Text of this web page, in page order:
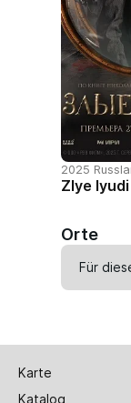
2025
Zlye lyudi
Orte
Für
Karte
Katalog